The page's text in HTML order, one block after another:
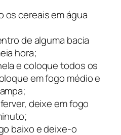
os cereais em água
de alguma bacia
hora;
e coloque todos os
em fogo médio e
deixe em fogo
baixo e deixe-o